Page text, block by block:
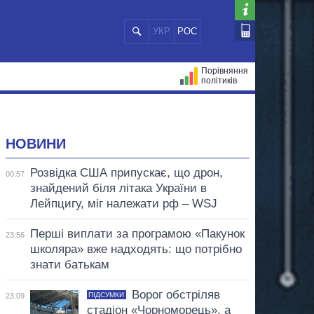
УКР РОС
Порівняння
політиків
НОВИНИ
00:57
Розвідка США припускає, що дрон,
знайдений біля літака України в
Лейпцигу, міг належати рф – WSJ
23:56
Перші виплати за програмою «Пакунок
школяра» вже надходять: що потрібно
знати батькам
23:09 ПІДСУМКИ
Ворог обстріляв
стадіон «Чорноморець», а